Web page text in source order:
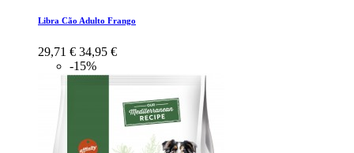
Libra Cão Adulto Frango
29,71 € 34,95 €
-15%